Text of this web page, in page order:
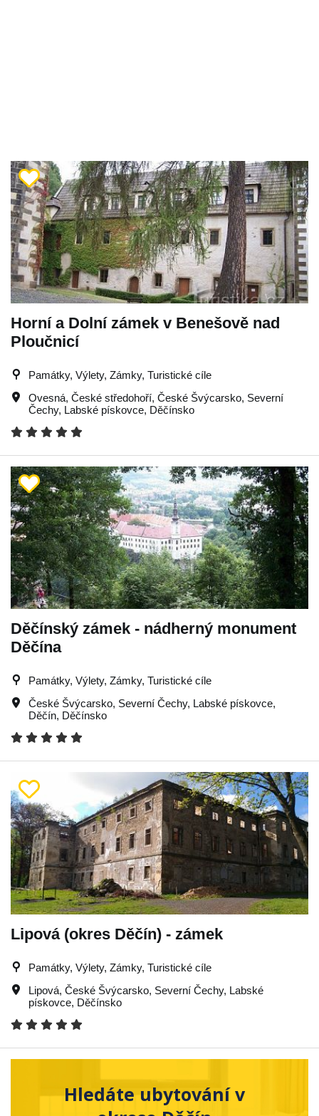
Horní a Dolní zámek v Benešově nad
Ploučnicí
Památky, Výlety, Zámky, Turistické cíle
Ovesná, České středohoří, České Švýcarsko, Severní
Čechy, Labské pískovce, Děčínsko
Děčínský zámek - nádherný monument
Děčína
Památky, Výlety, Zámky, Turistické cíle
České Švýcarsko, Severní Čechy, Labské pískovce,
Děčín, Děčínsko
Lipová (okres Děčín) - zámek
Památky, Výlety, Zámky, Turistické cíle
Lipová, České Švýcarsko, Severní Čechy, Labské
pískovce, Děčínsko
Hledáte ubytování v